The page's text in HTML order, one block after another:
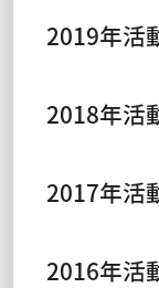
2019年活
2018年活
2017年活
2016年活